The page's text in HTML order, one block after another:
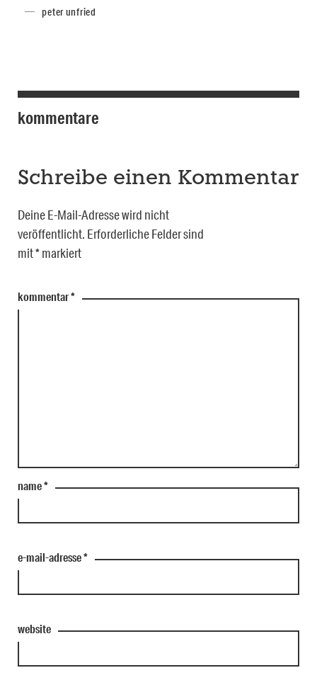
peter unfried
kommentare
Schreibe einen Kommentar
Deine E-Mail-Adresse wird nicht
veröffentlicht. Erforderliche Felder sind
mit*markiert
kommentar*
name*
e-mail-adresse*
website